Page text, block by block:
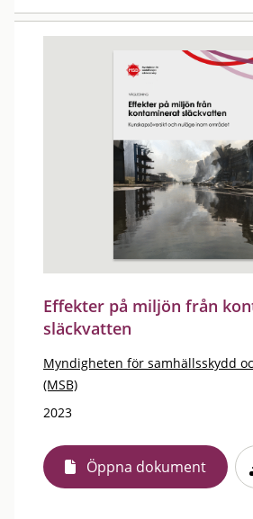
Effekter på miljön från
släckvatten
Myndigheten för samhällsskydd
(MSB)
2023
Öppna dokument